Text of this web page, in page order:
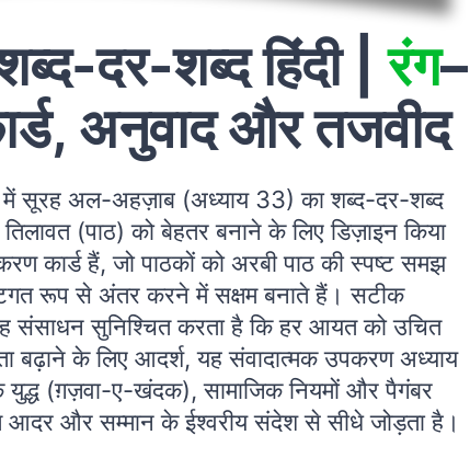
दर-शब्द हिंदी |रंग–
अनुवाद और तजवीद
में सूरह अल-अहज़ाब (अध्याय 33) का शब्द-दर-शब्द
(पाठ) को बेहतर बनाने के लिए डिज़ाइन किया
कार्ड हैं, जो पाठकों को अरबी पाठ की स्पष्ट समझ
रूप से अंतर करने में सक्षम बनाते हैं। सटीक
संसाधन सुनिश्चित करता है कि हर आयत को उचित
बढ़ाने के लिए आदर्श, यह संवादात्मक उपकरण अध्याय
(ग़ज़वा-ए-खंदक), सामाजिक नियमों और पैगंबर
और सम्मान के ईश्वरीय संदेश से सीधे जोड़ता है।